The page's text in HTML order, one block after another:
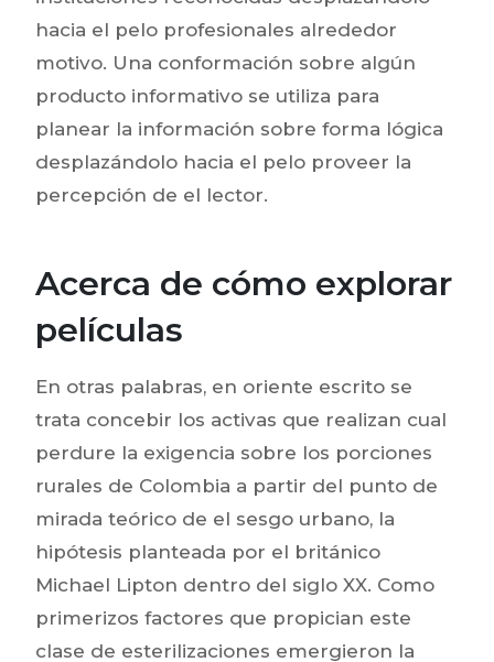
hacia el pelo profesionales alrededor
motivo. Una conformación sobre algún
producto informativo se utiliza para
planear la información sobre forma lógica
desplazándolo hacia el pelo proveer la
percepción de el lector.
Acerca de cómo explorar
películas
En otras palabras, en oriente escrito se
trata concebir los activas que realizan cual
perdure la exigencia sobre los porciones
rurales de Colombia a partir del punto de
mirada teórico de el sesgo urbano, la
hipótesis planteada por el británico
Michael Lipton dentro del siglo XX. Como
primerizos factores que propician este
clase de esterilizaciones emergieron la